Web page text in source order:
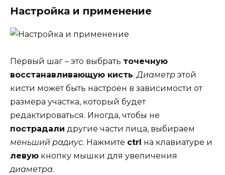
Настройка и применение
Первый шаг – это выбрать точечную
восстанавливающую кисть.Диаметр этой
кисти может быть настроен в зависимости от
размера участка, который будет
редактироваться. Иногда, чтобы не
пострадали другие части лица, выбираем
меньший радиус. Нажмите ctrl на клавиатуре и
левую кнопку мышки для увеличения
диаметра.